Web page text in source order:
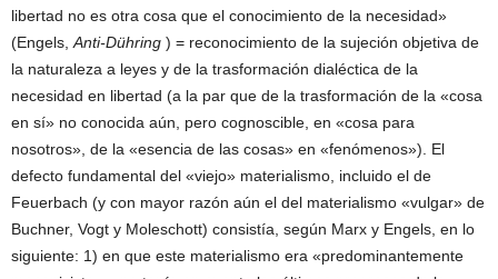
libertad no es otra cosa que el conocimiento de la necesidad»
(Engels,Anti-Dühring ) = reconocimiento de la sujeción objetiva de
la naturaleza a leyes y de la trasformación dialéctica de la
necesidad en libertad (a la par que de la trasformación de la «cosa
en sí» no conocida aún, pero cognoscible, en «cosa para
nosotros», de la «esencia de las cosas» en «fenómenos»). El
defecto fundamental del «viejo» materialismo, incluido el de
Feuerbach (y con mayor razón aún el del materialismo «vulgar» de
Buchner, Vogt y Moleschott) consistía, según Marx y Engels, en lo
siguiente: 1) en que este materialismo era «predominantemente